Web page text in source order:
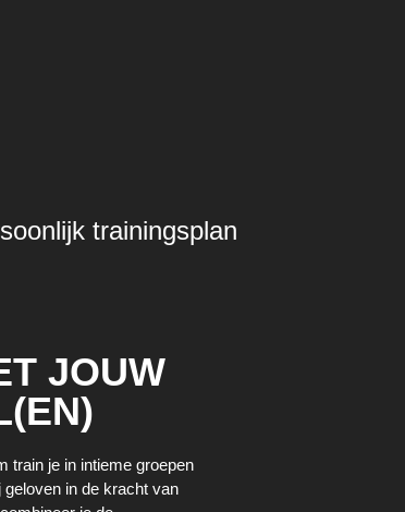
trainingsplan
JOUW
train je in intieme groepen
in de kracht van